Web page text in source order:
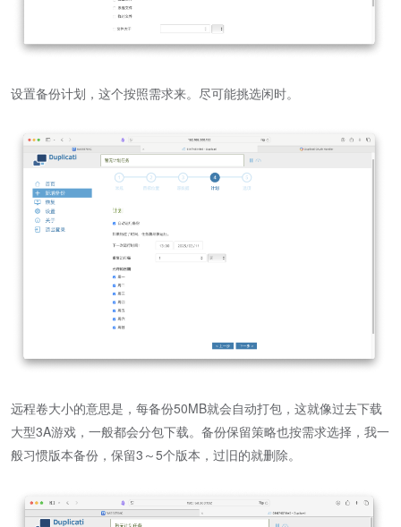
设置备份计划，这个按照需求来。尽可能挑选闲时。
远程卷大小的意思是，每备份50MB就会自动打包，这就像过去下载
大型3A游戏，一般都会分包下载。备份保留策略也按需求选择，我一
般习惯版本备份，保留3～5个版本，过旧的就删除。